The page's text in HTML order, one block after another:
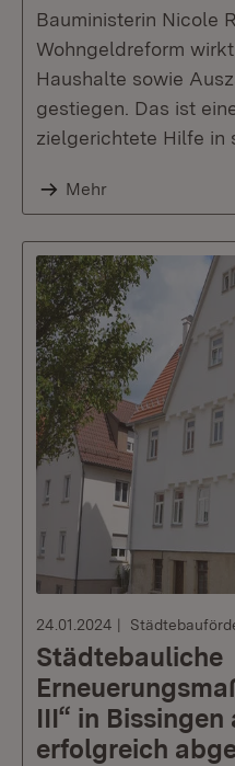
Bauministerin Nicole
Wohngeldreform
Haushalte sowie
gestiegen. Das ist
zielgerichtete Hilfe in
Mehr
24.01.2024
Städtebauliche
III“ in Bissingen
erfolgreich